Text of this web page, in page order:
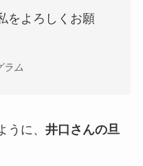
をよろしくお願
ラム
に、 井口さんの旦